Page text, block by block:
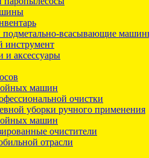
подметально-всасывающие
и аксессуары
машин
очистки
уборки ручного применения
машин
очистители
отрасли